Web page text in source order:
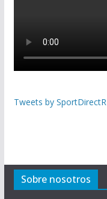
Tweets by SportDirectR
Sobre nosotros